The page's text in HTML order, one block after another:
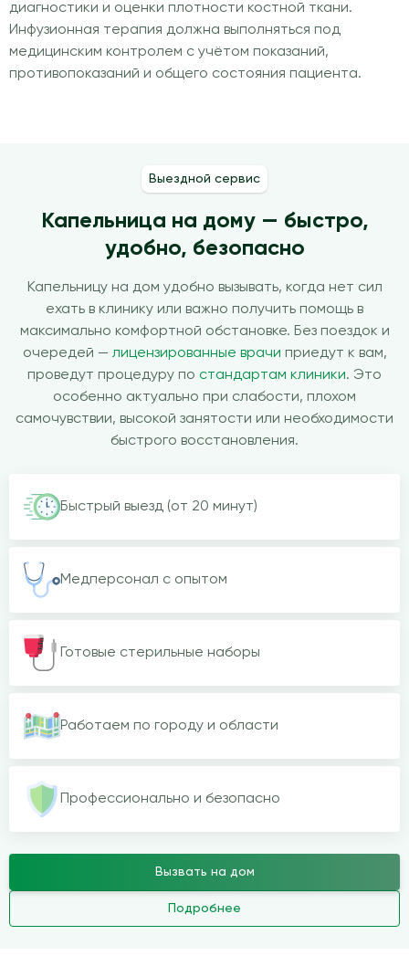
диагностики и оценки плотности костной ткани.
Инфузионная терапия должна выполняться под
медицинским контролем с учётом показаний,
противопоказаний и общего состояния пациента.
Выездной сервис
Капельница на дому — быстро,
удобно, безопасно
Капельницу на дом удобно вызывать, когда нет сил
ехать в клинику или важно получить помощь в
максимально комфортной обстановке. Без поездок и
очередей — лицензированные врачи приедут к вам,
проведут процедуру по стандартам клиники. Это
особенно актуально при слабости, плохом
самочувствии, высокой занятости или необходимости
быстрого восстановления.
Быстрый выезд (от 20 минут)
Медперсонал с опытом
Готовые стерильные наборы
Работаем по городу и области
Профессионально и безопасно
Вызвать на дом
Подробнее